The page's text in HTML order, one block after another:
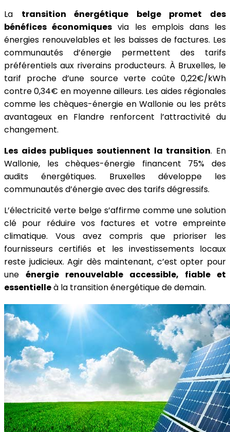
La transition énergétique belge promet des
bénéfices économiques via les emplois dans les
énergies renouvelables et les baisses de factures. Les
communautés d’énergie permettent des tarifs
préférentiels aux riverains producteurs. À Bruxelles, le
tarif proche d’une source verte coûte 0,22€/kWh
contre 0,34€ en moyenne ailleurs. Les aides régionales
comme les chèques-énergie en Wallonie ou les prêts
avantageux en Flandre renforcent l’attractivité du
changement.
Les aides publiques soutiennent la transition. En
Wallonie, les chèques-énergie financent 75% des
audits énergétiques. Bruxelles développe les
communautés d’énergie avec des tarifs dégressifs.
L’électricité verte belge s’affirme comme une solution
clé pour réduire vos factures et votre empreinte
climatique. Vous avez compris que prioriser les
fournisseurs certifiés et les investissements locaux
reste judicieux. Agir dès maintenant, c’est opter pour
une énergie renouvelable accessible, fiable et
essentielleà la transition énergétique de demain.